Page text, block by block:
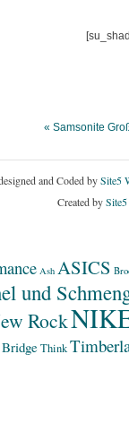
« Samsonite
and Coded bySite5
Created by
Ash ASICS
und
Rock
Think